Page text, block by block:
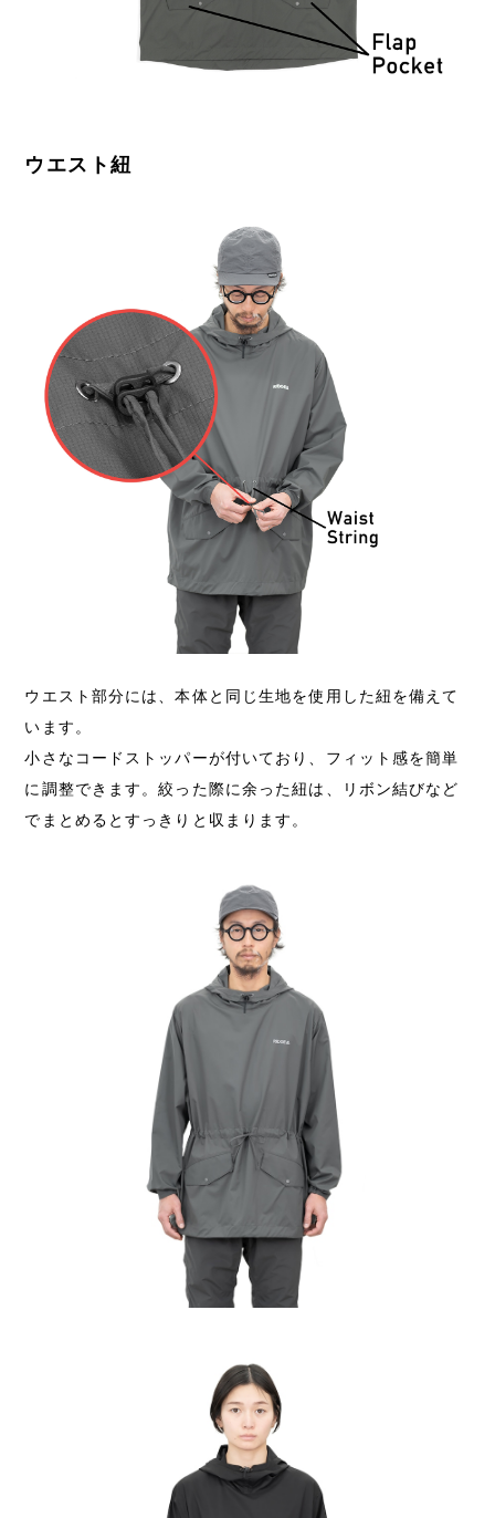
ウエスト紐
ウエスト部分には、本体と同じ生地を使用した紐を備えて
います。
小さなコードストッパーが付いており、フィット感を簡単
に調整できます。絞った際に余った紐は、リボン結びなど
でまとめるとすっきりと収まります。